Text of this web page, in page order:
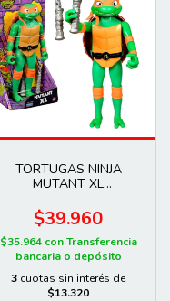
TORTUGAS NINJA
MUTANT XL
$39.960
$35.964 con Transferencia
bancaria o depósito
3 cuotas sin interés de
$13.320